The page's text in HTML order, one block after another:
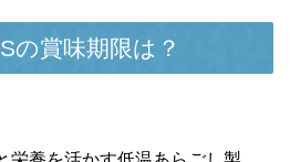
賞味期限は？